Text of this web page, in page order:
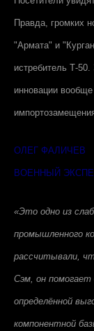
Правда, громких
"Армата" и
истребитель Т-
инновации
ОЛЕГ ФАЛИЧЕВ
ВОЕННЫЙ
«Это одно из
промышленного
рассчитывали,
Сэм, он помогает
определённой
компонентной